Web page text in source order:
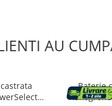
AU
Baterie